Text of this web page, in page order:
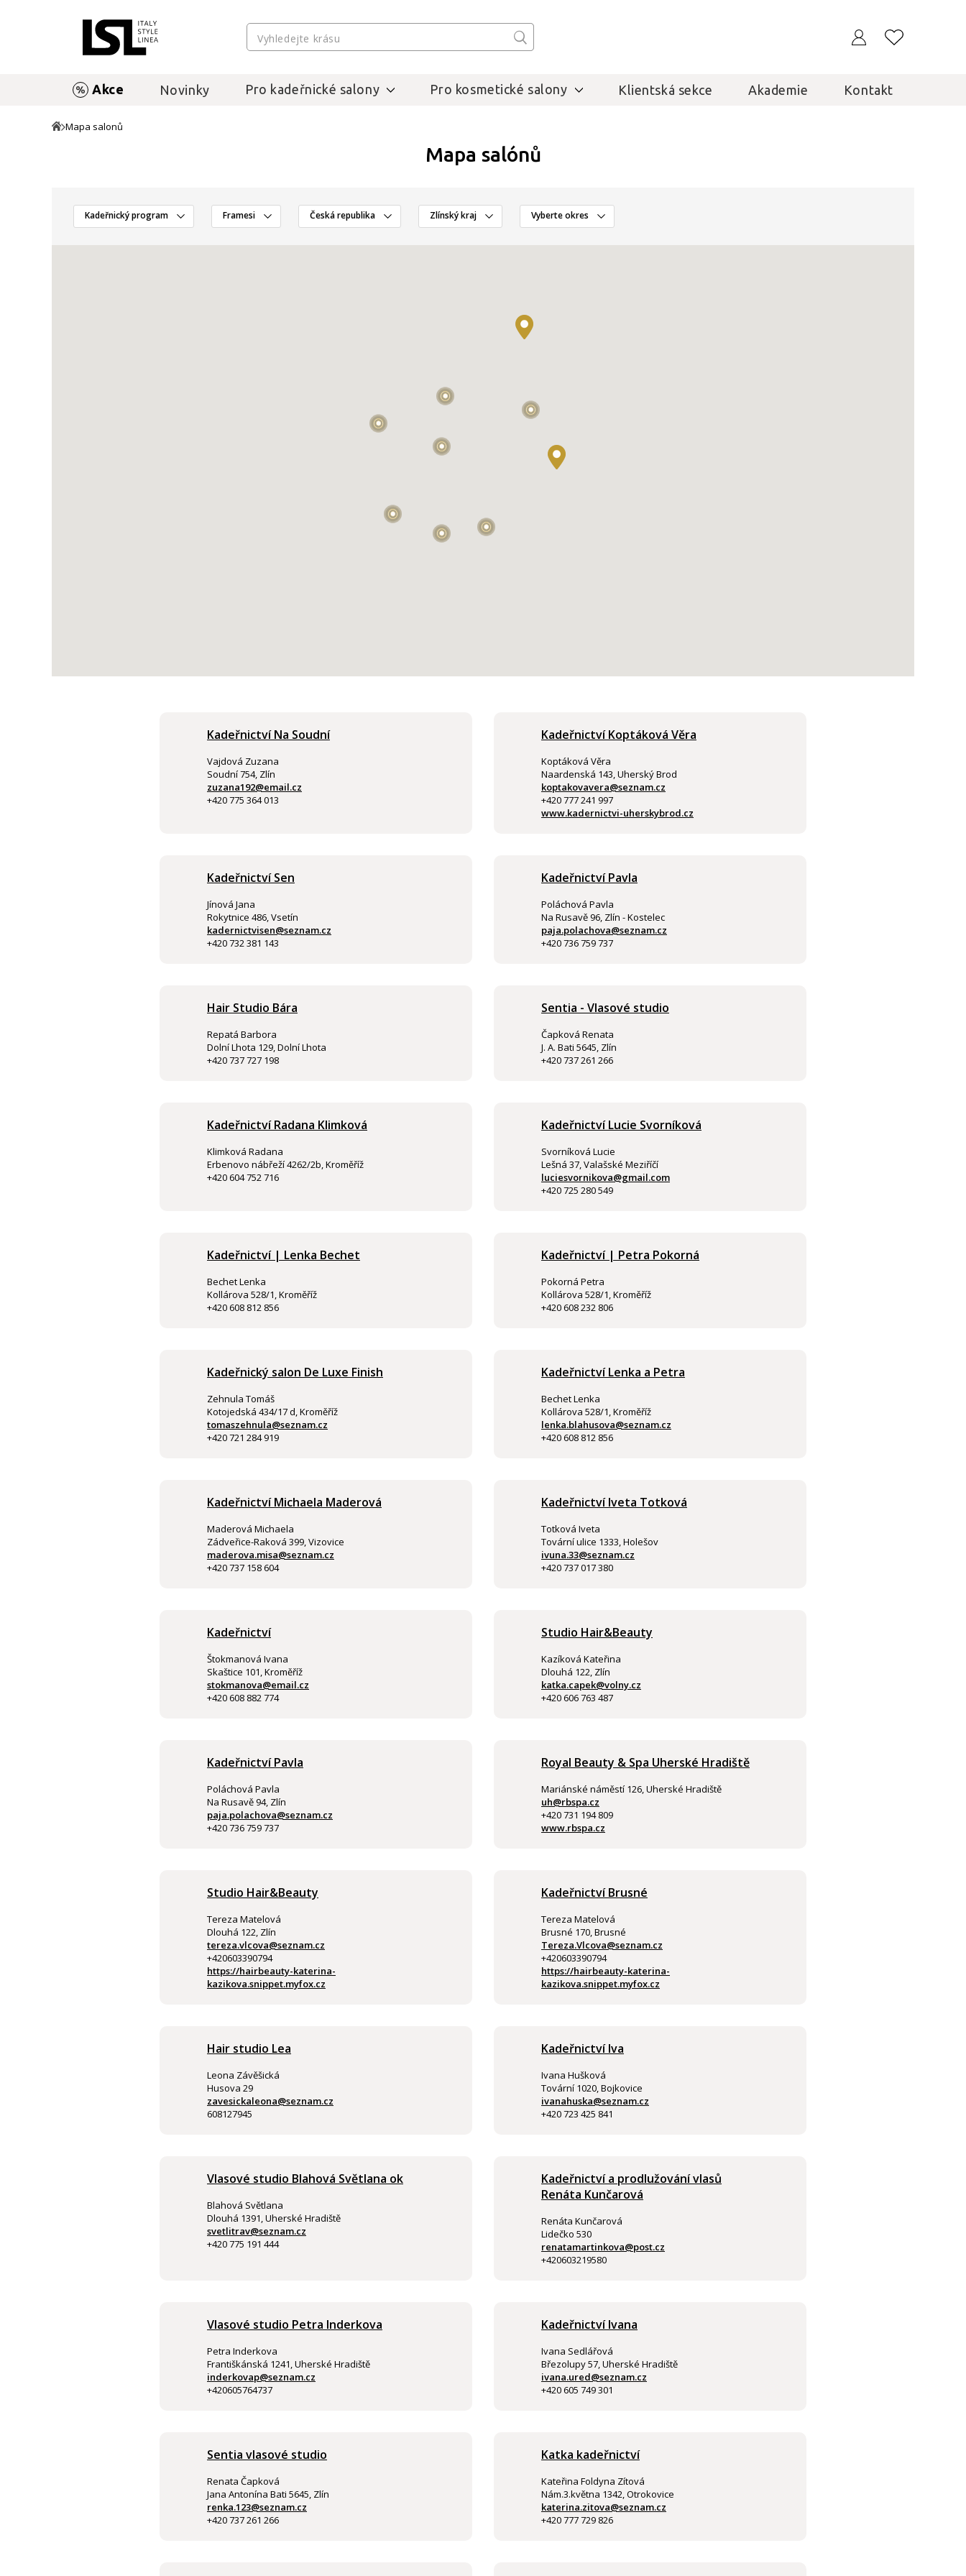
Akce Novinky Pro kadeřnické salony Pro kosmetické salony Klientská sekce Akademie Kontakt
Mapa salonů
Mapa salónů
Kadeřnický program Framesi Česká republika Zlínský kraj Vyberte okres
4
2
8
5
2
2
Kadeřnictví Na Soudní
Vajdová Zuzana
Soudní 754, Zlín
zuzana192@email.cz
+420 775 364 013
Kadeřnictví Koptáková Věra
Koptáková Věra
Naardenská 143, Uherský Brod
koptakovavera@seznam.cz
+420 777 241 997
www.kadernictvi-uherskybrod.cz
Kadeřnictví Sen
Jínová Jana
Rokytnice 486, Vsetín
kadernictvisen@seznam.cz
+420 732 381 143
Kadeřnictví Pavla
Poláchová Pavla
Na Rusavě 96, Zlín - Kostelec
paja.polachova@seznam.cz
+420 736 759 737
Hair Studio Bára
Repatá Barbora
Dolní Lhota 129, Dolní Lhota
+420 737 727 198
Sentia - Vlasové studio
Čapková Renata
J. A. Bati 5645, Zlín
+420 737 261 266
Kadeřnictví Radana Klimková
Klimková Radana
Erbenovo nábřeží 4262/2b, Kroměříž
+420 604 752 716
Kadeřnictví Lucie Svorníková
Svorníková Lucie
Lešná 37, Valašské Meziříčí
luciesvornikova@gmail.com
+420 725 280 549
Kadeřnictví | Lenka Bechet
Bechet Lenka
Kollárova 528/1, Kroměříž
+420 608 812 856
Kadeřnictví | Petra Pokorná
Pokorná Petra
Kollárova 528/1, Kroměříž
+420 608 232 806
Kadeřnický salon De Luxe Finish
Zehnula Tomáš
Kotojedská 434/17 d, Kroměříž
tomaszehnula@seznam.cz
+420 721 284 919
Kadeřnictví Lenka a Petra
Bechet Lenka
Kollárova 528/1, Kroměříž
lenka.blahusova@seznam.cz
+420 608 812 856
Kadeřnictví Michaela Maderová
Maderová Michaela
Zádveřice-Raková 399, Vizovice
maderova.misa@seznam.cz
+420 737 158 604
Kadeřnictví Iveta Totková
Totková Iveta
Tovární ulice 1333, Holešov
ivuna.33@seznam.cz
+420 737 017 380
Kadeřnictví
Štokmanová Ivana
Skaštice 101, Kroměříž
stokmanova@email.cz
+420 608 882 774
Studio Hair&Beauty
Kazíková Kateřina
Dlouhá 122, Zlín
katka.capek@volny.cz
+420 606 763 487
Kadeřnictví Pavla
Poláchová Pavla
Na Rusavě 94, Zlín
paja.polachova@seznam.cz
+420 736 759 737
Royal Beauty & Spa Uherské Hradiště
Mariánské náměstí 126, Uherské Hradiště
uh@rbspa.cz
+420 731 194 809
www.rbspa.cz
Studio Hair&Beauty
Tereza Matelová
Dlouhá 122, Zlín
tereza.vlcova@seznam.cz
+420603390794
https://hairbeauty-katerina-
kazikova.snippet.myfox.cz
Kadeřnictví Brusné
Tereza Matelová
Brusné 170, Brusné
Tereza.Vlcova@seznam.cz
+420603390794
https://hairbeauty-katerina-
kazikova.snippet.myfox.cz
Hair studio Lea
Leona Závěšická
Husova 29
zavesickaleona@seznam.cz
608127945
Kadeřnictví Iva
Ivana Hušková
Tovární 1020, Bojkovice
ivanahuska@seznam.cz
+420 723 425 841
Vlasové studio Blahová Světlana ok
Blahová Světlana
Dlouhá 1391, Uherské Hradiště
svetlitrav@seznam.cz
+420 775 191 444
Kadeřnictví a prodlužování vlasů
Renáta Kunčarová
Renáta Kunčarová
Lidečko 530
renatamartinkova@post.cz
+420603219580
Vlasové studio Petra Inderkova
Petra Inderkova
Františkánská 1241, Uherské Hradiště
inderkovap@seznam.cz
+420605764737
Kadeřnictví Ivana
Ivana Sedlářová
Březolupy 57, Uherské Hradiště
ivana.ured@seznam.cz
+420 605 749 301
Sentia vlasové studio
Renata Čapková
Jana Antonína Bati 5645, Zlín
renka.123@seznam.cz
+420 737 261 266
Katka kadeřnictví
Kateřina Foldyna Zítová
Nám.3.května 1342, Otrokovice
katerina.zitova@seznam.cz
+420 777 729 826